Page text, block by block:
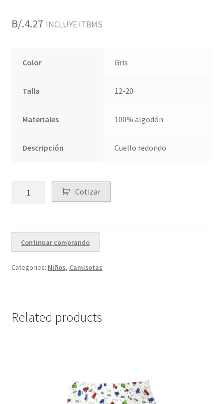
B/.4.27 INCLUYE ITBMS
Color Gris
Talla 12-20
Materiales 100% algodón
Descripción Cuello redondo
Cotizar
Continuar comprando
Categories: Niños, Camisetas
Related products